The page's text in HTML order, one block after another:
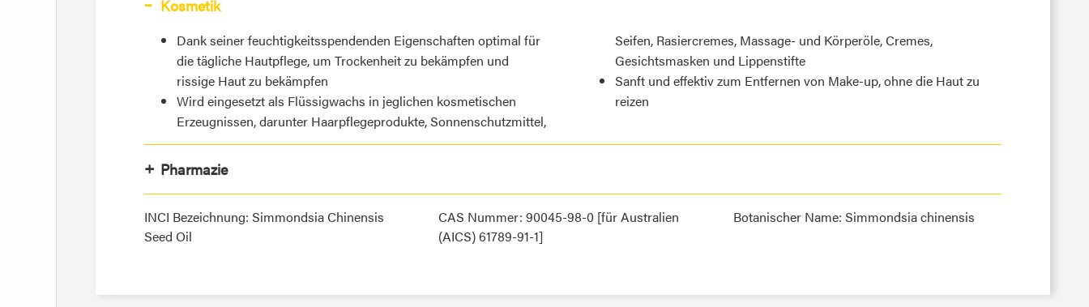
Kosmetik
Dank seiner feuchtigkeitsspendenden Eigenschaften optimal für
die tägliche Hautpflege, um Trockenheit zu bekämpfen und
rissige Haut zu bekämpfen
Wird eingesetzt als Flüssigwachs in jeglichen kosmetischen
Erzeugnissen, darunter Haarpflegeprodukte, Sonnenschutzmittel,
Seifen, Rasiercremes, Massage- und Körperöle, Cremes,
Gesichtsmasken und Lippenstifte
Sanft und effektiv zum Entfernen von Make-up, ohne die Haut zu
reizen
Pharmazie
INCI Bezeichnung: Simmondsia Chinensis
Seed Oil
CAS Nummer: 90045-98-0 [für Australien
(AICS) 61789-91-1]
Botanischer Name: Simmondsia chinensis